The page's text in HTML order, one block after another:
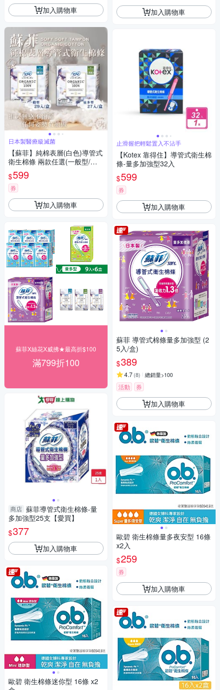
加入購物車
日本製醫療級滅菌
【蘇菲】純棉表層(白色)導管式
衛生棉條 兩款任選(一般型/量
多型)
$599
券
加入購物車
蘇菲X絲花X威拂★最高折$100
滿799折100
商店 蘇菲導管式衛生棉條-量
多加強型25支【愛買】
$377
加入購物車
歐碧 衛生棉條迷你型 16條 x2
加入購物車
止滑握把輕鬆置入不沾手
【Kotex 靠得住】導管式衛生棉
條-量多加強型32入
$599
券
加入購物車
蘇菲 導管式棉條量多加強型 (2
5入/盒)
$389
4.7(8) 總銷量>100
活動 券
加入購物車
歐碧 衛生棉條量多夜安型 16條
x2入
$259
券
加入購物車